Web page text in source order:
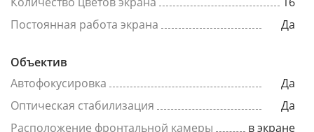
Постоянная работа экрана
Да
Объектив
Автофокусировка
Да
Оптическая стабилизация
Да
Расположение фронтальной камеры
в экране